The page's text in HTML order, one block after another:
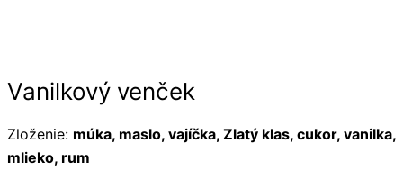
Vanilkový venček
Zloženie: múka, maslo, vajíčka, Zlatý klas, cukor, vanilka,
mlieko, rum